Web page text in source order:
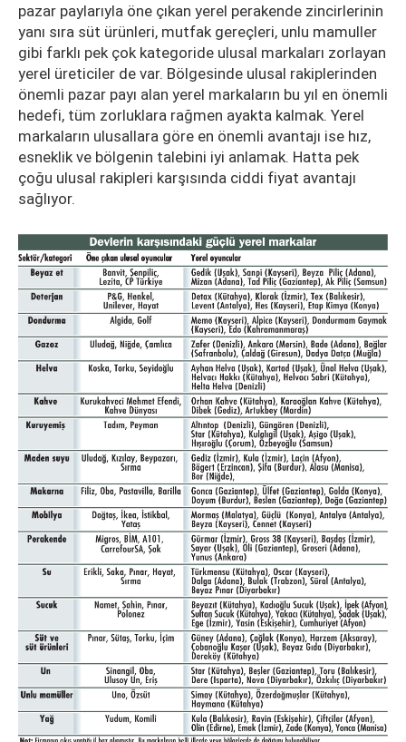
pazar paylarıyla öne çıkan yerel perakende zincirlerinin
yanı sıra süt ürünleri, mutfak gereçleri, unlu mamuller
gibi farklı pek çok kategoride ulusal markaları zorlayan
yerel üreticiler de var. Bölgesinde ulusal rakiplerinden
önemli pazar payı alan yerel markaların bu yıl en önemli
hedefi, tüm zorluklara rağmen ayakta kalmak. Yerel
markaların ulusallara göre en önemli avantajı ise hız,
esneklik ve bölgenin talebini iyi anlamak. Hatta pek
çoğu ulusal rakipleri karşısında ciddi fiyat avantajı
sağlıyor.